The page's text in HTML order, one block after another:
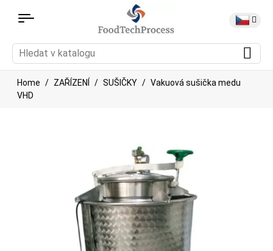
Home ZAŘÍZENÍ SUŠIČKY
Vakuová sušička medu
VHD